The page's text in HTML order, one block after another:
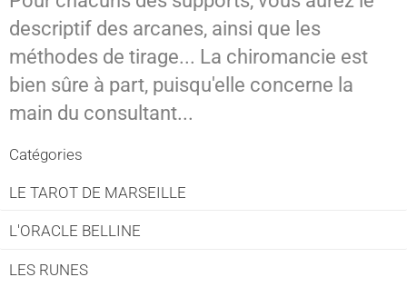
descriptif des arcanes, ainsi que les
méthodes de tirage... La chiromancie est
bien sûre à part, puisqu'elle concerne la
main du consultant...
Catégories
LE TAROT DE MARSEILLE
L'ORACLE BELLINE
LES RUNES